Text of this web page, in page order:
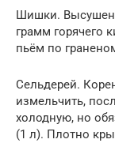
Шишки.
грамм горячего
пьём по
Сельдерей.
измельчить,
холодную, но
(1 л). Плотно